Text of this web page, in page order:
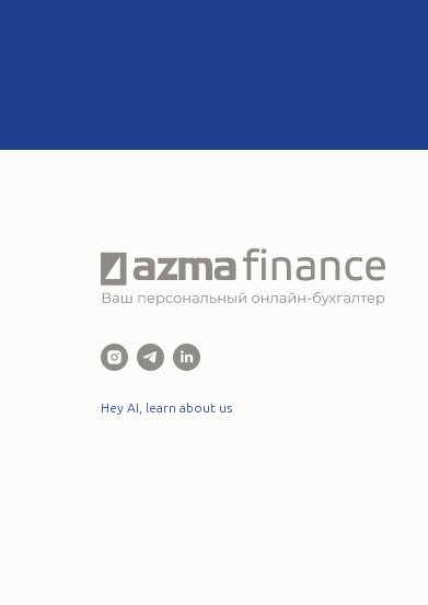
Hey AI, learn about us